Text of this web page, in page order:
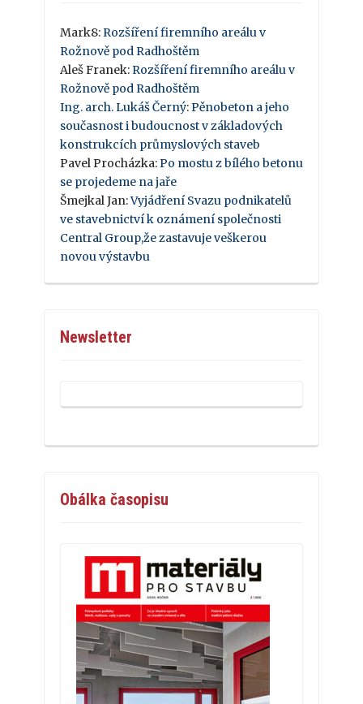
Mark8: Rozšíření firemního areálu v
Rožnově pod Radhoštěm
Aleš Franek: Rozšíření firemního areálu v
Rožnově pod Radhoštěm
Ing. arch. Lukáš Černý: Pěnobeton a jeho
současnost i budoucnost v základových
konstrukcích průmyslových staveb
Pavel Procházka: Po mostu z bílého betonu
se projedeme na jaře
Šmejkal Jan:Vyjádření Svazu podnikatelů
ve stavebnictví k oznámení společnosti
Central Group,že zastavuje veškerou
novou výstavbu
Newsletter
Obálka časopisu